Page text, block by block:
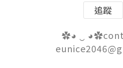
追蹤
✿◕ ‿